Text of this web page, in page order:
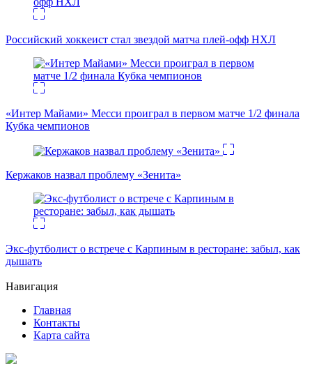
Российский хоккеист стал звездой матча плей-офф НХЛ
«Интер Майами» Месси проиграл в первом матче 1/2 финала
Кубка чемпионов
Кержаков назвал проблему «Зенита»
Экс-футболист о встрече с Карпиным в ресторане: забыл, как
дышать
Навигация
Главная
Контакты
Карта сайта